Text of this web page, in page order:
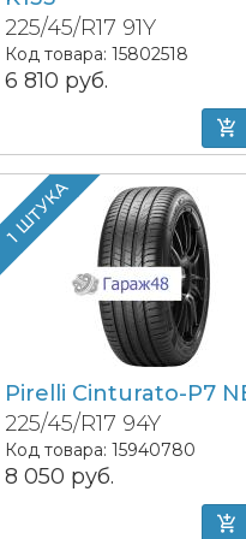
225/45/R17 91Y
Код товара: 15802518
6 810 руб.
1 ШТУКА
Pirelli Cinturato-P7
225/45/R17 94Y
Код товара: 15940780
8 050 руб.